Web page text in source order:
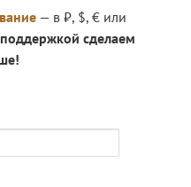
— в ₽, $, € или
сделаем